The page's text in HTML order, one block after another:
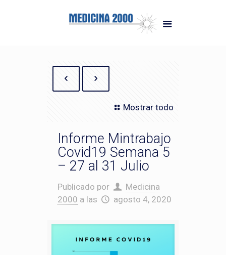
Mostrar todo
Informe Mintrabajo
Covid19 Semana 5
– 27 al 31 Julio
Publicado por
Medicina
2000 a las agosto 4, 2020